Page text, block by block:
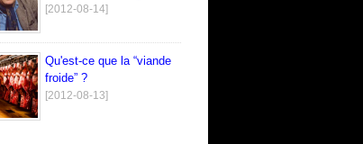
[2012-08-14]
Qu'est-ce que la “viande
froide” ?
[2012-08-13]